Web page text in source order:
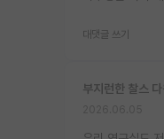
대댓글 쓰기
부지런한 찰스 다